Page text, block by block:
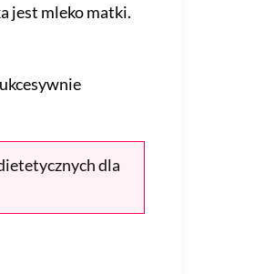
jest mleko matki.
dla